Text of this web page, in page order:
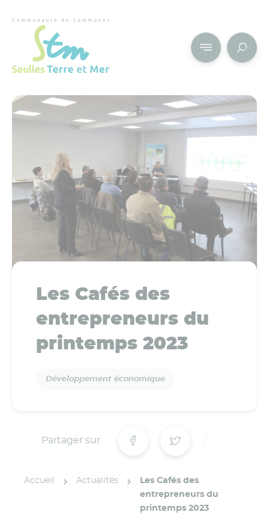
Les Cafés des
entrepreneurs du
printemps 2023
Développement économique
Partager sur
Accueil Actualités
Les Cafés des
entrepreneurs du
printemps 2023